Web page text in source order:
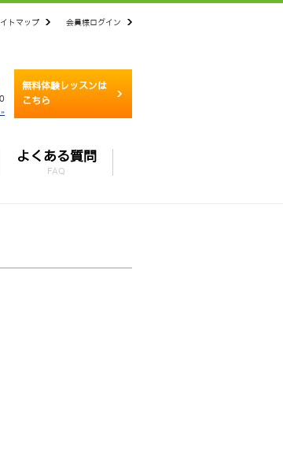
トマップ 会員様ログイン
無料体験レッスンは
こちら
よくある質問
FAQ